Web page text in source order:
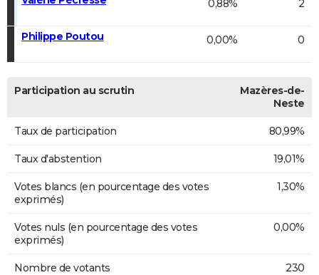
0,88% 2
Philippe Poutou 0,00% 0
Participation au scrutin
Mazères-de-
Neste
Taux de participation 80,99%
Taux d'abstention 19,01%
Votes blancs (en pourcentage des votes
exprimés)
1,30%
Votes nuls (en pourcentage des votes
exprimés)
0,00%
Nombre de votants 230